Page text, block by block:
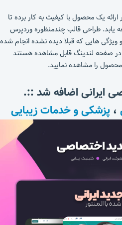
یک محصول با کیفیت به کار برده تا
یابد. طراحی قالب چندمنظوره وردپرس
ویژگی هایی که قبلا دیده نشده انجام شده
صفحه لندینگ قابل مشاهده هستند
را مشاهده نمایید.
ایرانی اضافه شد ::.
، پزشکی و خدمات زیبایی